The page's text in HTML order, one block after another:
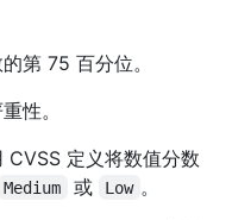
第 75 百分位。
性。
CVSS 定义将数值分数
Medium 或 Low 。